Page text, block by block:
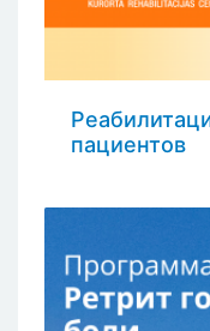
пациентов